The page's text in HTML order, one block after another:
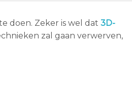
doen. Zeker is wel dat 3D-
zal gaan verwerven,